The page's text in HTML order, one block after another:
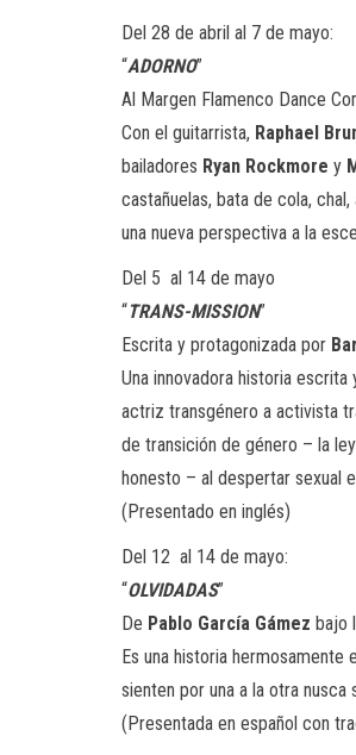
Del 28 de abril al 7 de mayo:
“ADORNO”
Al Margen Flamenco Dance
Con el guitarrista, Raphael
bailadores Ryan Rockmore y
castañuelas, bata de cola,
una nueva perspectiva a la
Del 5 al 14 de mayo
“TRANS-MISSION”
Escrita y protagonizada por
Una innovadora historia
actriz transgénero a activista
de transición de género – la
honesto – al despertar sexual
(Presentado en inglés)
Del 12 al 14 de mayo:
“OLVIDADAS”
De Pablo García Gámez bajo
Es una historia
sienten por una a la otra
(Presentada en español con